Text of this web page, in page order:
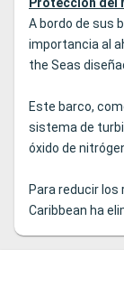
Protección del
A bordo de sus
importancia al
the Seas
Este barco,
sistema de
óxido de
Para reducir los
Caribbean ha